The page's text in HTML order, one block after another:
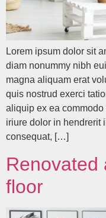
Lorem ipsum dolor sit
diam nonummy nibh
magna aliquam erat
quis nostrud exerci
aliquip ex ea
iriure dolor in hendrerit
consequat, […]
Renovated
floor